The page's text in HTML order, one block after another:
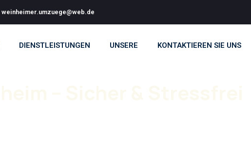
weinheimer.umzuege@web.de
DIENSTLEISTUNGEN UNSERE KONTAKTIEREN SIE UNS